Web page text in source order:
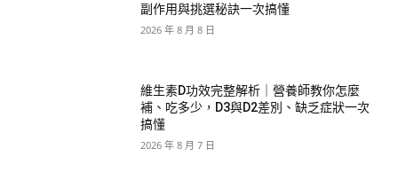
副作用與挑選秘訣一次搞懂
2026 年 8 月 8 日
維生素D功效完整解析｜營養師教你怎麼
補、吃多少，D3與D2差別、缺乏症狀一次
搞懂
2026 年 8 月 7 日